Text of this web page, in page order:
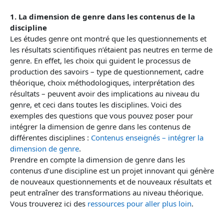
1. La dimension de genre dans les contenus de la
discipline
Les études genre ont montré que les questionnements et
les résultats scientifiques n’étaient pas neutres en terme de
genre. En effet, les choix qui guident le processus de
production des savoirs – type de questionnement, cadre
théorique, choix méthodologiques, interprétation des
résultats – peuvent avoir des implications au niveau du
genre, et ceci dans toutes les disciplines. Voici des
exemples des questions que vous pouvez poser pour
intégrer la dimension de genre dans les contenus de
différentes disciplines : Contenus enseignés – intégrer la
dimension de genre.
Prendre en compte la dimension de genre dans les
contenus d’une discipline est un projet innovant qui génère
de nouveaux questionnements et de nouveaux résultats et
peut entraîner des transformations au niveau théorique.
Vous trouverez ici des ressources pour aller plus loin.